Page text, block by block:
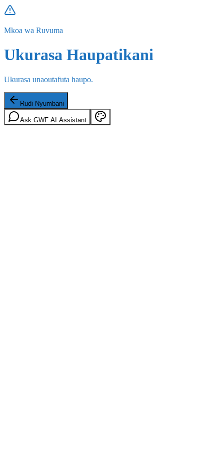
Mkoa wa Ruvuma
Ukurasa Haupatikani
Ukurasa unaoutafuta haupo.
Rudi Nyumbani
Ask GWF AI Assistant